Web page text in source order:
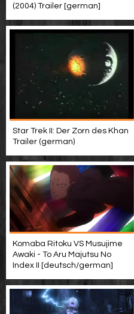
(2004) Trailer [german]
Star Trek II: Der Zorn des Khan
Trailer (german)
Komaba Ritoku VS Musujime
Awaki - To Aru Majutsu No
Index II [deutsch/german]